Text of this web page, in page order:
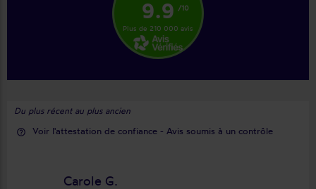
9.9 /10
Plus de 210 000 avis
Du plus récent au plus ancien
help_outline Voir l'attestation de confiance - Avis soumis à un contrôle
Carole G.